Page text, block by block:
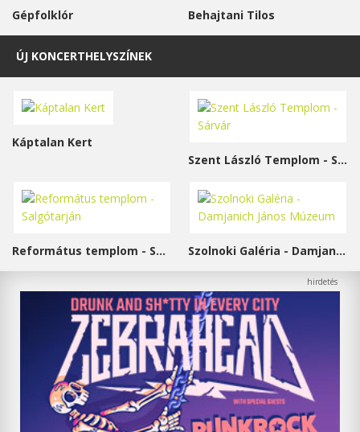
Gépfolklór Behajtani Tilos
ÚJ KONCERTHELYSZÍNEK
Káptalan Kert
Szent László Templom - Sárvár
Református templom - Salgótarján Szolnoki Galéria - Damjanich János Múzeum